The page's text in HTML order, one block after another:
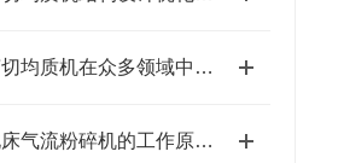
高剪切均质机在众多领域中都有应用
流化床气流粉碎机的工作原理及特点